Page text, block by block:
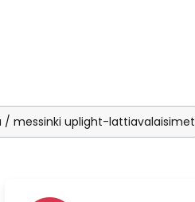
/ messinki uplight-lattiavalaisimet